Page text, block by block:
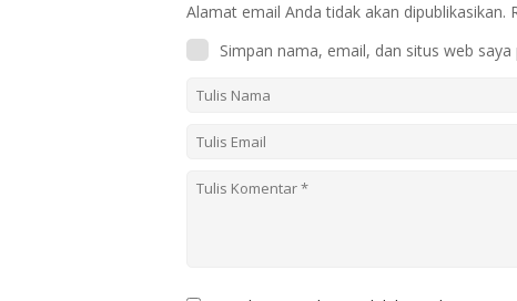
Alamat email Anda tidak akan dipublikasikan.
Simpan nama, email, dan situs web